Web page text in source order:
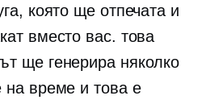
която ще отпечата и
вместо вас. това
ще генерира няколко
на време и това е